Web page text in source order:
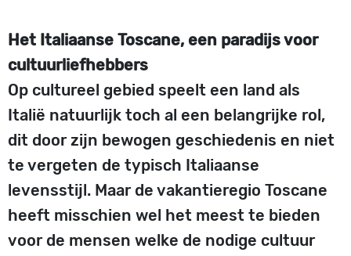
Het Italiaanse Toscane, een paradijs voor
cultuurliefhebbers
Op cultureel gebied speelt een land als
Italië natuurlijk toch al een belangrijke rol,
dit door zijn bewogen geschiedenis en niet
te vergeten de typisch Italiaanse
levensstijl. Maar de vakantieregio Toscane
heeft misschien wel het meest te bieden
voor de mensen welke de nodige cultuur